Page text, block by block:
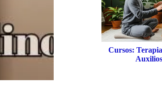
Cursos: